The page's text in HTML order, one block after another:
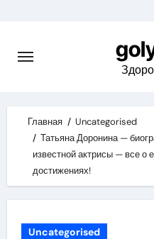
content
Главная
Uncategorised
Татьяна Доронина —
известной актрисы — все о
достижениях!
Uncategorised